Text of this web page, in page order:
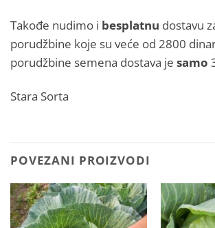
Takođe nudimo i besplatnu dostavu
porudžbine koje su veće od 2800
porudžbine semena dostava je samo
Stara Sorta
POVEZANI PROIZVODI